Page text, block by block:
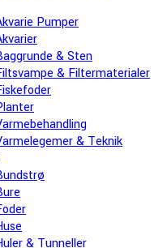
Pumper
& Sten
& Filtermaterialer
& Teknik
& Tunneller